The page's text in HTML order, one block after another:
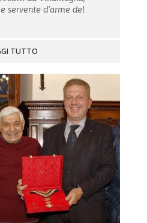
servente d’arme del
TUTTO